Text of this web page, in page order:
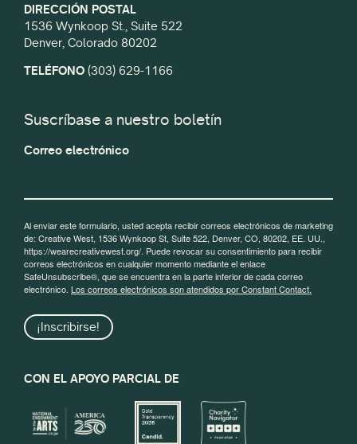
DIRECCIÓN POSTAL
1536 Wynkoop St., Suite 522
Denver, Colorado 80202
TELÉFONO (303) 629-1166
Suscríbase a nuestro boletín
Correo electrónico
Al enviar este formulario, usted acepta recibir correos electrónicos de marketing
de: Creative West, 1536 Wynkoop St, Suite 522, Denver, CO, 80202, EE. UU.,
https://wearecreativewest.org/. Puede revocar su consentimiento para recibir
correos electrónicos en cualquier momento mediante el enlace
SafeUnsubscribe®, que se encuentra en la parte inferior de cada correo
electrónico. Los correos electrónicos son atendidos por Constant Contact.
¡Inscribirse!
CON EL APOYO PARCIAL DE